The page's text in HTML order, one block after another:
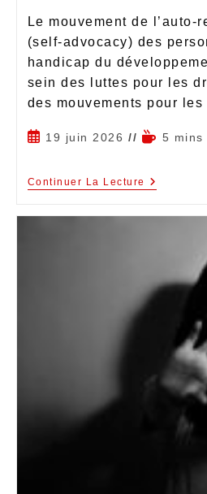
Le mouvement de l’auto-
(self-advocacy) des
handicap du
sein des luttes pour les
des mouvements pour
19 juin 2026 5 mins
Continuer La Lecture